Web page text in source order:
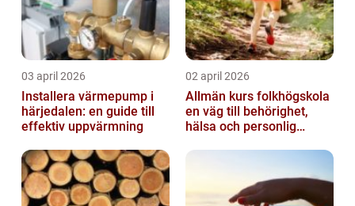
03 april 2026
Installera värmepump i
härjedalen: en guide till
effektiv uppvärmning
02 april 2026
Allmän kurs folkhögskola
en väg till behörighet,
hälsa och personlig